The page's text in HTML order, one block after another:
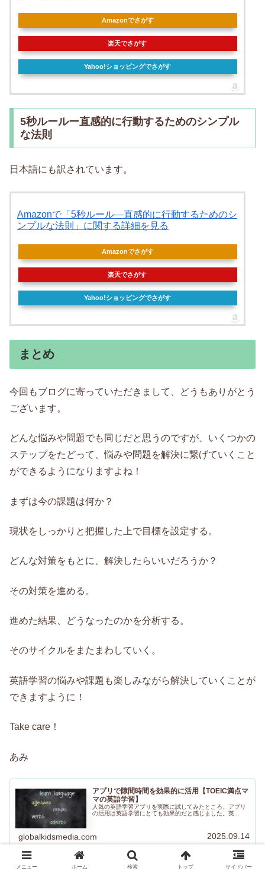
Amazonでさがす
楽天でさがす
Yahoo!ショッピングでさがす
5秒ルールー直感的に行動するためのシンプル
な法則
日本語にも訳されています。
Amazonで「5秒ルール―直感的に行動するためのシ
ンプルな法則」に関する詳細を見る
Amazonでさがす
楽天でさがす
Yahoo!ショッピングでさがす
まとめ
今回もブログに寄っていただきまして、どうもありがとう
ございます。
どんな悩みや問題でも同じだと思うのですが、いくつかの
ステップをたどって、悩みや問題を解決に繋げていくこと
ができるようになりますよね！
まずは今の課題は何か？
現状をしっかりと把握した上で目標を設定する。
どんな対策をもとに、解決したらいいだろうか？
その対策を進める。
進めた結果、どうなったのかを分析する。
そのサイクルをまたまわしていく。
英語学習の悩みや課題も楽しみながら解決していくことが
できますように！
Take care！
あみ
アプリで隙間時間を効果的に活用【TOEIC満点マ
マの英語学習】
人気の英語学習アプリを実際に試してみたところ、アプリ
の活用は英語学習にとても効果的だと感じました。英...
globalkidsmedia.com 2025.09.14
メニュー ホーム 検索 トップ サイドバー